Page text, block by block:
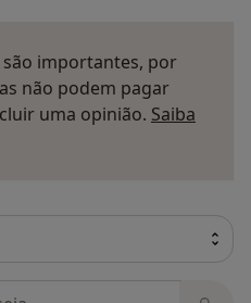
são importantes, por
não podem pagar
uma opinião. Saiba